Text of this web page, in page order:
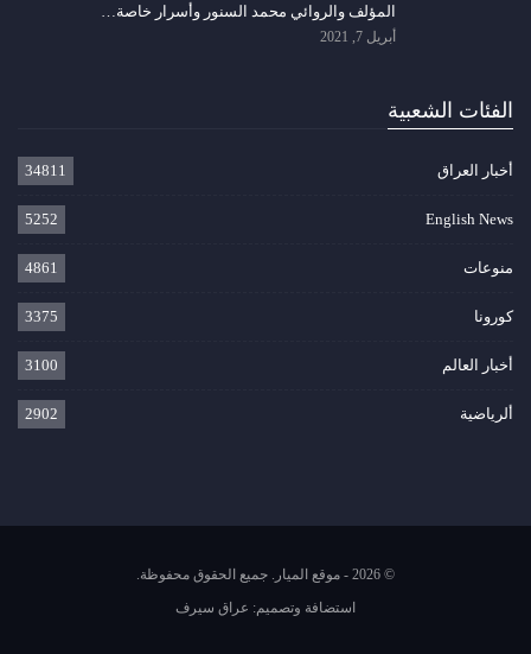
المؤلف والروائي محمد السنور وأسرار خاصة…
أبريل 7, 2021
الفئات الشعبية
أخبار العراق 34811
English News
5252
منوعات 4861
كورونا 3375
أخبار العالم 3100
ألرياضية 2902
© 2026 - موقع الميار. جميع الحقوق محفوظة.
استضافة وتصميم: عراق سيرف